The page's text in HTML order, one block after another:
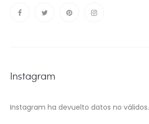
Instagram
Instagram ha devuelto datos no válidos.